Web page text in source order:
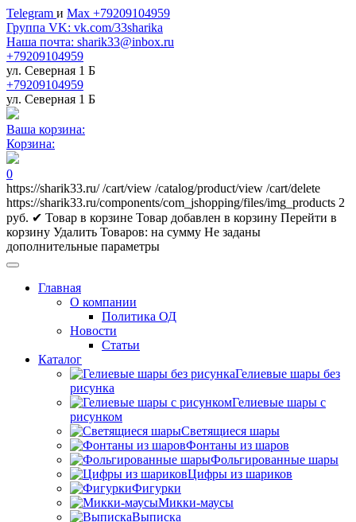
Telegram и Max +79209104959
Группа VK: vk.com/33sharika
Наша почта: sharik33@inbox.ru
+79209104959
ул. Северная 1 Б
+79209104959
ул. Северная 1 Б
Ваша корзина:
Корзина:
0
https://sharik33.ru/ /cart/view /catalog/product/view /cart/delete
https://sharik33.ru/components/com_jshopping/files/img_products 2
руб. ✔ Товар в корзине Товар добавлен в корзину Перейти в
корзину Удалить Товаров: на сумму Не заданы
дополнительные параметры
Главная
О компании
Политика ОД
Новости
Статьи
Каталог
Гелиевые шары без
рисунка
Гелиевые шары с
рисунком
Светящиеся шары
Фонтаны из шаров
Фольгированные шары
Цифры из шариков
Фигурки
Микки-маусы
Выписка